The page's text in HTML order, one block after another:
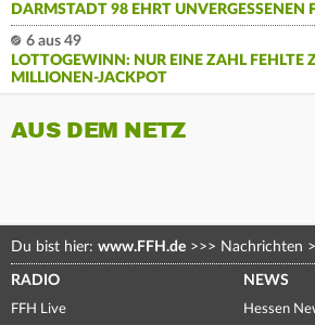
DARMSTADT 98 EHRT UNVERGESSENEN
6 aus 49
LOTTOGEWINN: NUR EINE ZAHL FEHLTE
MILLIONEN-JACKPOT
AUS DEM NETZ
Du bist hier: www.FFH.de >>> Nachrichten
RADIO
FFH Live
NEWS
Hessen